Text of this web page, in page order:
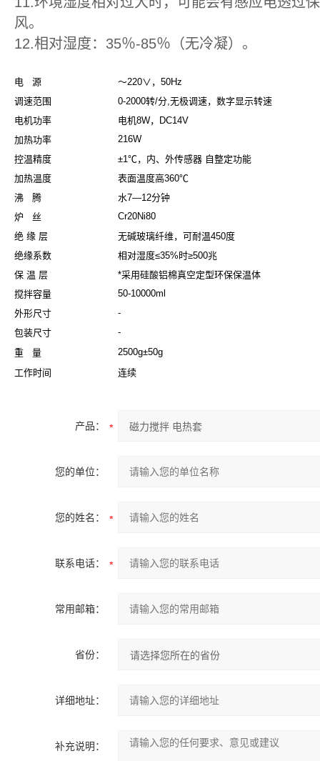
风。
12.相对湿度：35％-85％（无冷凝）。
电 源
～220∨，50Hz
调速范围
0-2000转/分,无极调速，数字显示转速
电机功率
电机8W，DC14V
加热功率
216W
控温精度
±1℃，内、外传感器 自整定功能
加热温度
表面温度高360℃
沸 腾
水7—12分钟
炉 丝
Cr20Ni80
绝 缘 层
无碱玻璃纤维，可耐温450度
绝缘系数
相对湿度≤35%时≥500兆
保 温 层
*采用硅酸铝棉真空定型环保保温体
搅拌容量
50-10000ml
外形尺寸
-
包装尺寸
-
重 量
2500g±50g
工作时间
连续
产品：
您的单位：
您的姓名：
联系电话：
常用邮箱：
省份：
详细地址：
补充说明：